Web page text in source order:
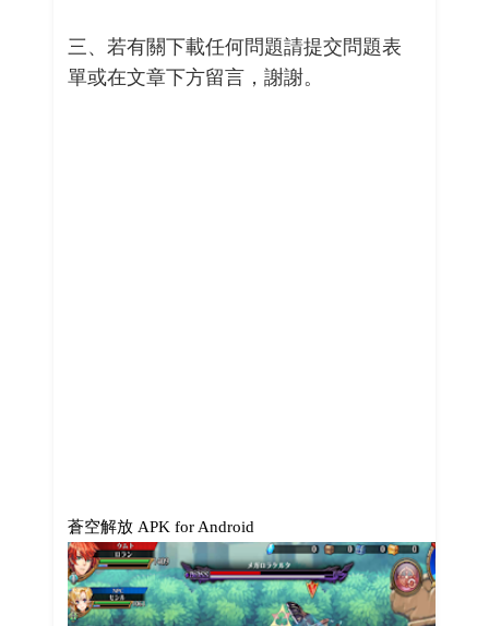
三、若有關下載任何問題請提交問題表
單或在文章下方留言，謝謝。
蒼空解放 APK for Android